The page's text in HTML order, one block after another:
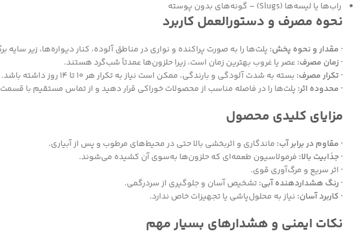
راب‌ها یا لیسه‌ها (Slugs) – گونه‌های بدون پوسته
نحوه مصرف و دستورالعمل کاربرد
· مقدار و نحوه پخش: پلت‌ها را به صورت پراکنده و نواری در مناطق آلوده، کنار دیواره‌ها، زیر
· زمان مصرف:عصر یا غروب بهترین زمان است، زیرا حلزون‌ها عمدتاً شب‌گرد هستند.
· تکرار مصرف: بسته به شدت آلودگی و بارندگی، ممکن است نیاز به تکرار هر ۱۰ تا ۱۴ روز داشته باشد.
· محدوده اثر: پلت‌ها را در فاصله مناسب از محصولات خوراکی قرار دهید و از تماس مستقیم با
مزایای کلیدی محصول
· مقاوم در برابر آب: ماندگاری و اثربخشی بالا حتی در محیط‌های مرطوب و پس از آبیاری.
· جذابیت بالا: فرمولاسیون طعمه‌ای که حلزون‌ها به‌سوی آن کشیده می‌شوند.
· اثر سریع و مرگ‌آوری قوی.
· رنگ هشداردهنده آبی:تشخیص آسان و جلوگیری از سردرگمی.
· کاربرد آسان: نیاز به محلول‌پاشی یا تجهیزات خاص ندارد.
نکات ایمنی و هشدارهای بسیار مهم